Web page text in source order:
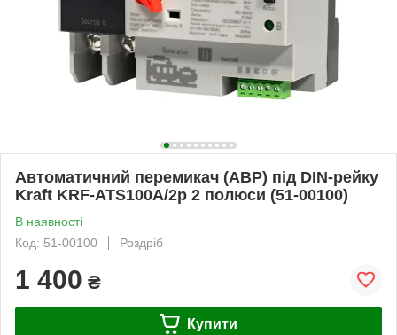
Автоматичний перемикач (АВР) під DIN-рейку
Kraft KRF-ATS100A/2p 2 полюси (51-00100)
В наявності
Код: 51-00100
Роздріб
1 400 ₴
Купити